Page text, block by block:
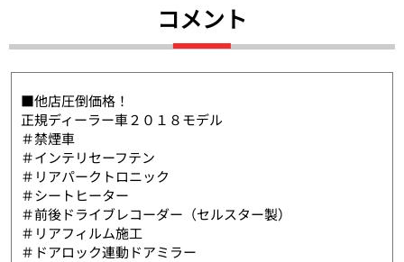
コメント
■他店圧倒価格！
正規ディーラー車２０１８モデル
＃禁煙車
＃インテリセーフテン
＃リアパークトロニック
＃シートヒーター
＃前後ドライブレコーダー（セルスター製）
＃リアフィルム施工
＃ドアロック連動ドアミラー